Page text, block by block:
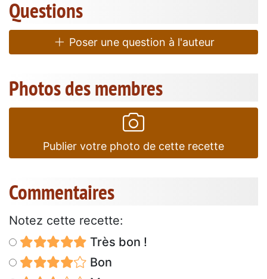
Questions
Poser une question à l'auteur
Photos des membres
Publier votre photo de cette recette
Commentaires
Notez cette recette:
Très bon !
Bon